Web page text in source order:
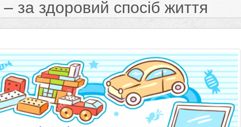
– за здоровий спосіб життя